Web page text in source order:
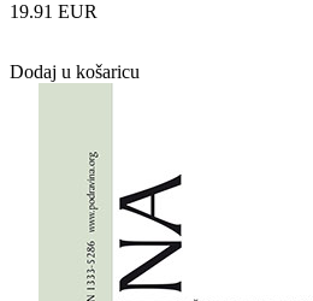
19.91 EUR
Dodaj u košaricu